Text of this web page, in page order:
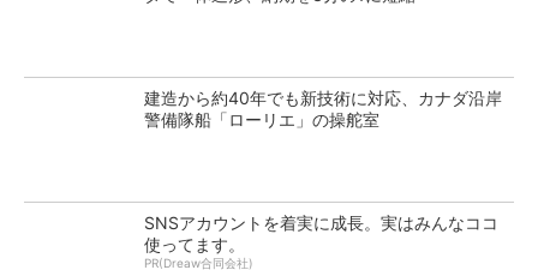
建造から約40年でも新技術に対応、カナダ沿岸
警備隊船「ローリエ」の操舵室
SNSアカウントを着実に成長。実はみんなココ
使ってます。
PR(Dreaw合同会社)